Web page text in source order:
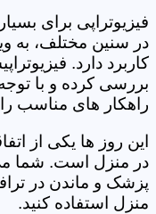
فیزیوتراپی برای
در سنین مختلف، به
کاربرد دارد.
بررسی کرده و با
راهکار های مناسب
این روز ها یکی از
در منزل است. شما
پزشک و ماندن در
منزل استفاده کنید.